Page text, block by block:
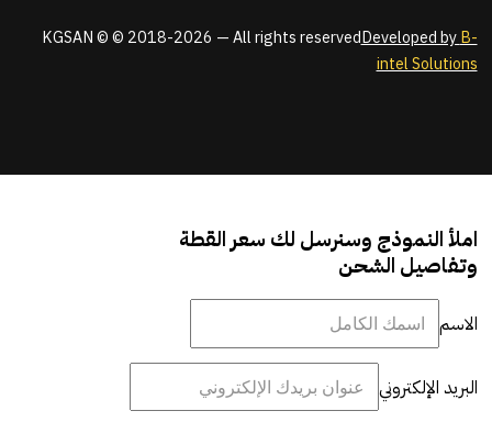
KGSAN © © 2018-2026 — All rights reservedDeveloped byB-
intel Solutions
املأ النموذج وسنرسل لك سعر القطة
وتفاصيل الشحن
الاسم
البريد الإلكتروني